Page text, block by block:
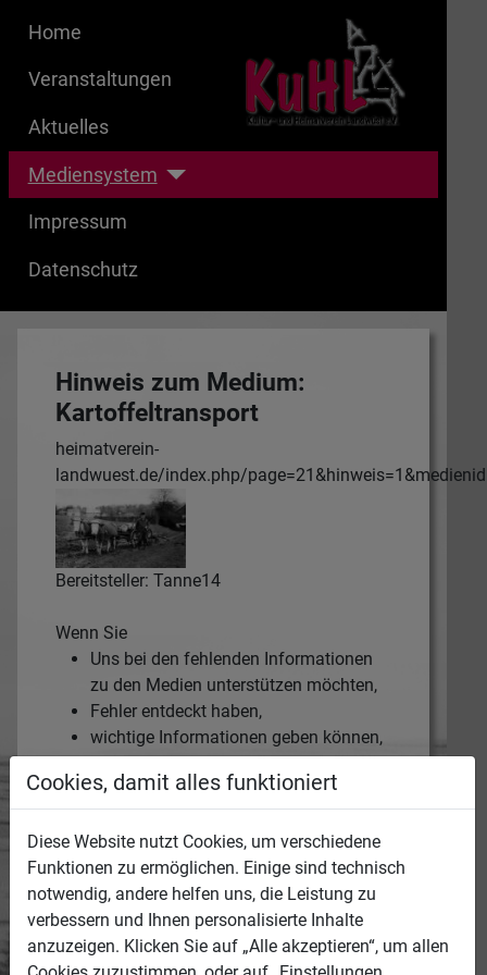
Home
Veranstaltungen
Aktuelles
Mediensystem
Impressum
Datenschutz
Hinweis zum Medium:
Kartoffeltransport
heimatverein-
landwuest.de/index.php/
Bereitsteller: Tanne14
Wenn Sie
Uns bei den fehlenden Informationen
zu den Medien unterstützen möchten,
Fehler entdeckt haben,
wichtige Informationen geben können,
oder auf andere Weise hilfreich sein
können,
tragen Sie bitte diese Anliegen hier ein und
hinterlassen Sie uns, wer Sie sind und wie
wir Sie erreichen können.
Die Medien-ID des jeweiligen Mediums wird
automatisch mit übertragen.
Cookies, damit alles funktioniert
Diese Website nutzt Cookies, um verschiedene
Funktionen zu ermöglichen. Einige sind technisch
notwendig, andere helfen uns, die Leistung zu
verbessern und Ihnen personalisierte Inhalte
anzuzeigen. Klicken Sie auf „Alle akzeptieren“, um allen